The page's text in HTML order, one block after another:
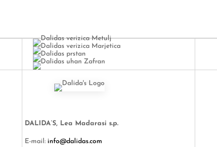
DALIDA’S, Lea Madarasi s.p.
E-mail: info@dalidas.com